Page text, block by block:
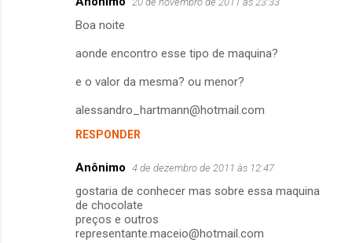
Boa noite
aonde encontro esse tipo de maquina?
e o valor da mesma? ou menor?
alessandro_hartmann@hotmail.com
RESPONDER
Anônimo 4 de dezembro de 2011 às 12:47
gostaria de conhecer mas sobre essa maquina
de chocolate
preços e outros
representante.maceio@hotmail.com